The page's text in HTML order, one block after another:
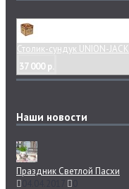
Столик-сундук UNION-JACK
37 000 р.
Наши новости
Праздник Светлой Пасхи